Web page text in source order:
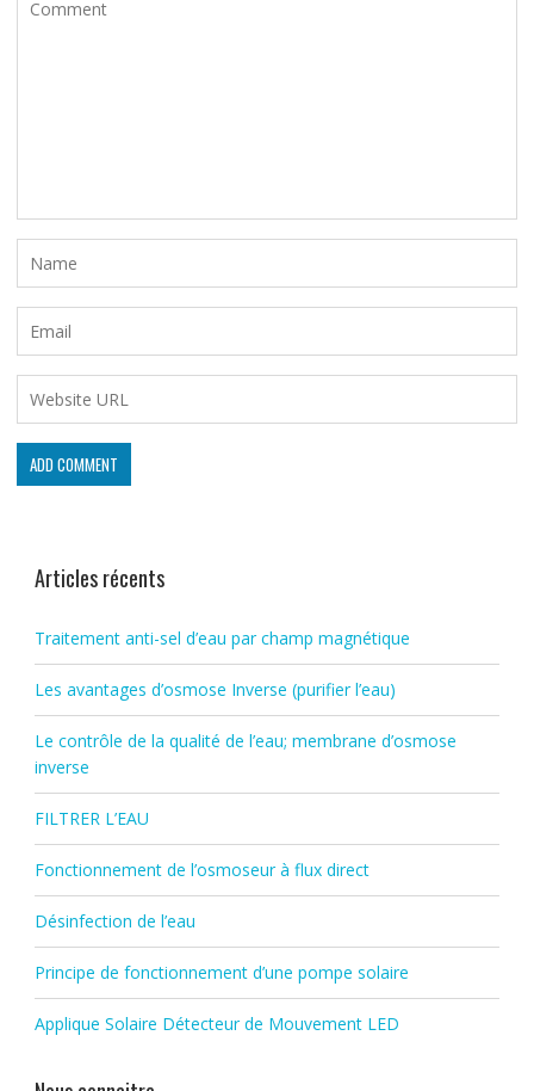
Articles récents
Traitement anti-sel d’eau par champ magnétique
Les avantages d’osmose Inverse (purifier l’eau)
Le contrôle de la qualité de l’eau; membrane d’osmose
inverse
FILTRER L’EAU
Fonctionnement de l’osmoseur à flux direct
Désinfection de l’eau
Principe de fonctionnement d’une pompe solaire
Applique Solaire Détecteur de Mouvement LED